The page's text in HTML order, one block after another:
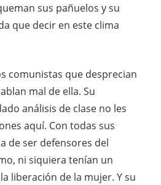
sus pañuelos y su
que decir en este clima
comunistas que desprecian
mal de ella. Su
análisis de clase no les
aquí. Con todas sus
de ser defensores del
ni siquiera tenían un
liberación de la mujer. Y su